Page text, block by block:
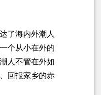
了海内外潮人
个从小在外的
人不管在外如
回报家乡的赤